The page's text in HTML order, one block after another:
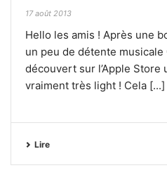
17 août 2013
Hello les amis ! Après une
un peu de détente musicale
découvert sur l’Apple Store
vraiment très light ! Cela [...]
Lire